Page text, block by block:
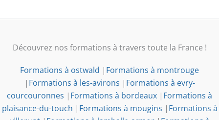
Découvrez nos formations à travers toute la France !
Formations à ostwald | Formations à montrouge
| Formations à les-avirons | Formations à evry-
courcouronnes | Formations à bordeaux | Formations à
plaisance-du-touch | Formations à mougins | Formations à